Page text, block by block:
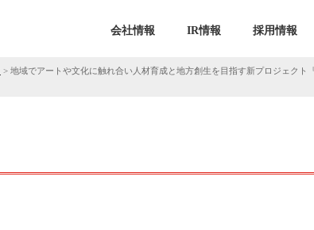
会社情報 IR情報 採用情報
> 地域でアートや文化に触れ合い人材育成と地方創生を目指す新プロジェクト